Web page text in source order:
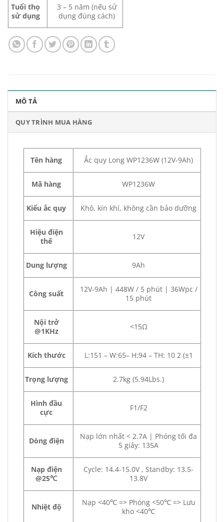
Tuổi thọ
sử dụng
3 – 5 năm (nếu sử
dụng đúng cách)
MÔ TẢ
QUY TRÌNH MUA HÀNG
Tên hàng Ắc quy Long WP1236W (12V-9Ah)
Mã hàng WP1236W
Kiểu ắc quy Khô, kín khí, không cần bảo dưỡng
Hiệu điện
thế
12V
Dung lượng 9Ah
Công suất
12V-9Ah | 448W / 5 phút | 36Wpc /
15 phút
Nội trở
@1KHz
<15Ω
Kích thước L:151 – W:65– H:94 – TH: 10 2 (±1
Trọng lượng 2.7kg (5.94Lbs.)
Hình đầu
cực
F1/F2
Dòng điện
Nạp lớn nhất < 2.7A | Phóng tối đa
5 giây: 135A
Nạp điện
@25℃
Cycle: 14.4-15.0V , Standby: 13.5-
13.8V
Nhiệt độ
Nạp <40℃ => Phóng <50℃ => Lưu
kho <40℃